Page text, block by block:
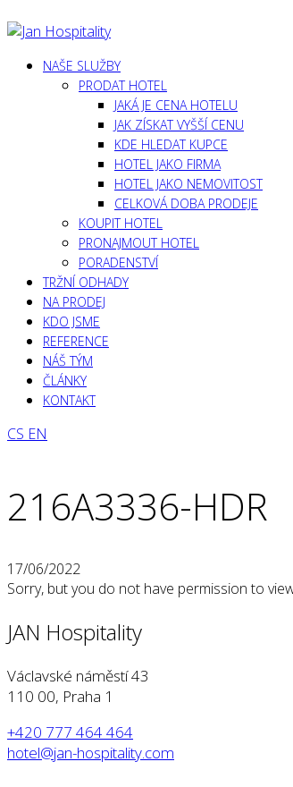
NAŠE SLUŽBY
PRODAT HOTEL
JAKÁ JE CENA HOTELU
JAK ZÍSKAT VYŠŠÍ CENU
KDE HLEDAT KUPCE
HOTEL JAKO FIRMA
HOTEL JAKO NEMOVITOST
CELKOVÁ DOBA PRODEJE
KOUPIT HOTEL
PRONAJMOUT HOTEL
PORADENSTVÍ
TRŽNÍ ODHADY
NA PRODEJ
KDO JSME
REFERENCE
NÁŠ TÝM
ČLÁNKY
KONTAKT
CS EN
216A3336-HDR
17/06/2022
Sorry, but you do not have permission to
JAN Hospitality
Václavské náměstí 43
110 00, Praha 1
+420 777 464 464
hotel@jan-hospitality.com